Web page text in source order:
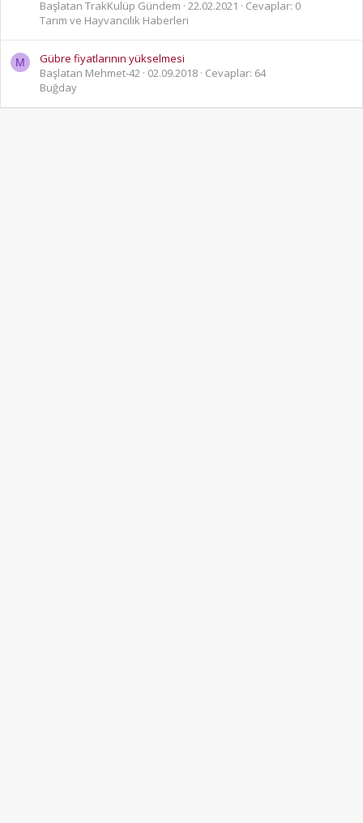
Başlatan TrakKulüp Gündem 22.02.2021
Cevaplar: 0
Tarım ve Hayvancılık Haberleri
M
Gübre fiyatlarının yükselmesi
Başlatan Mehmet-42 02.09.2018 Cevaplar: 64
Buğday